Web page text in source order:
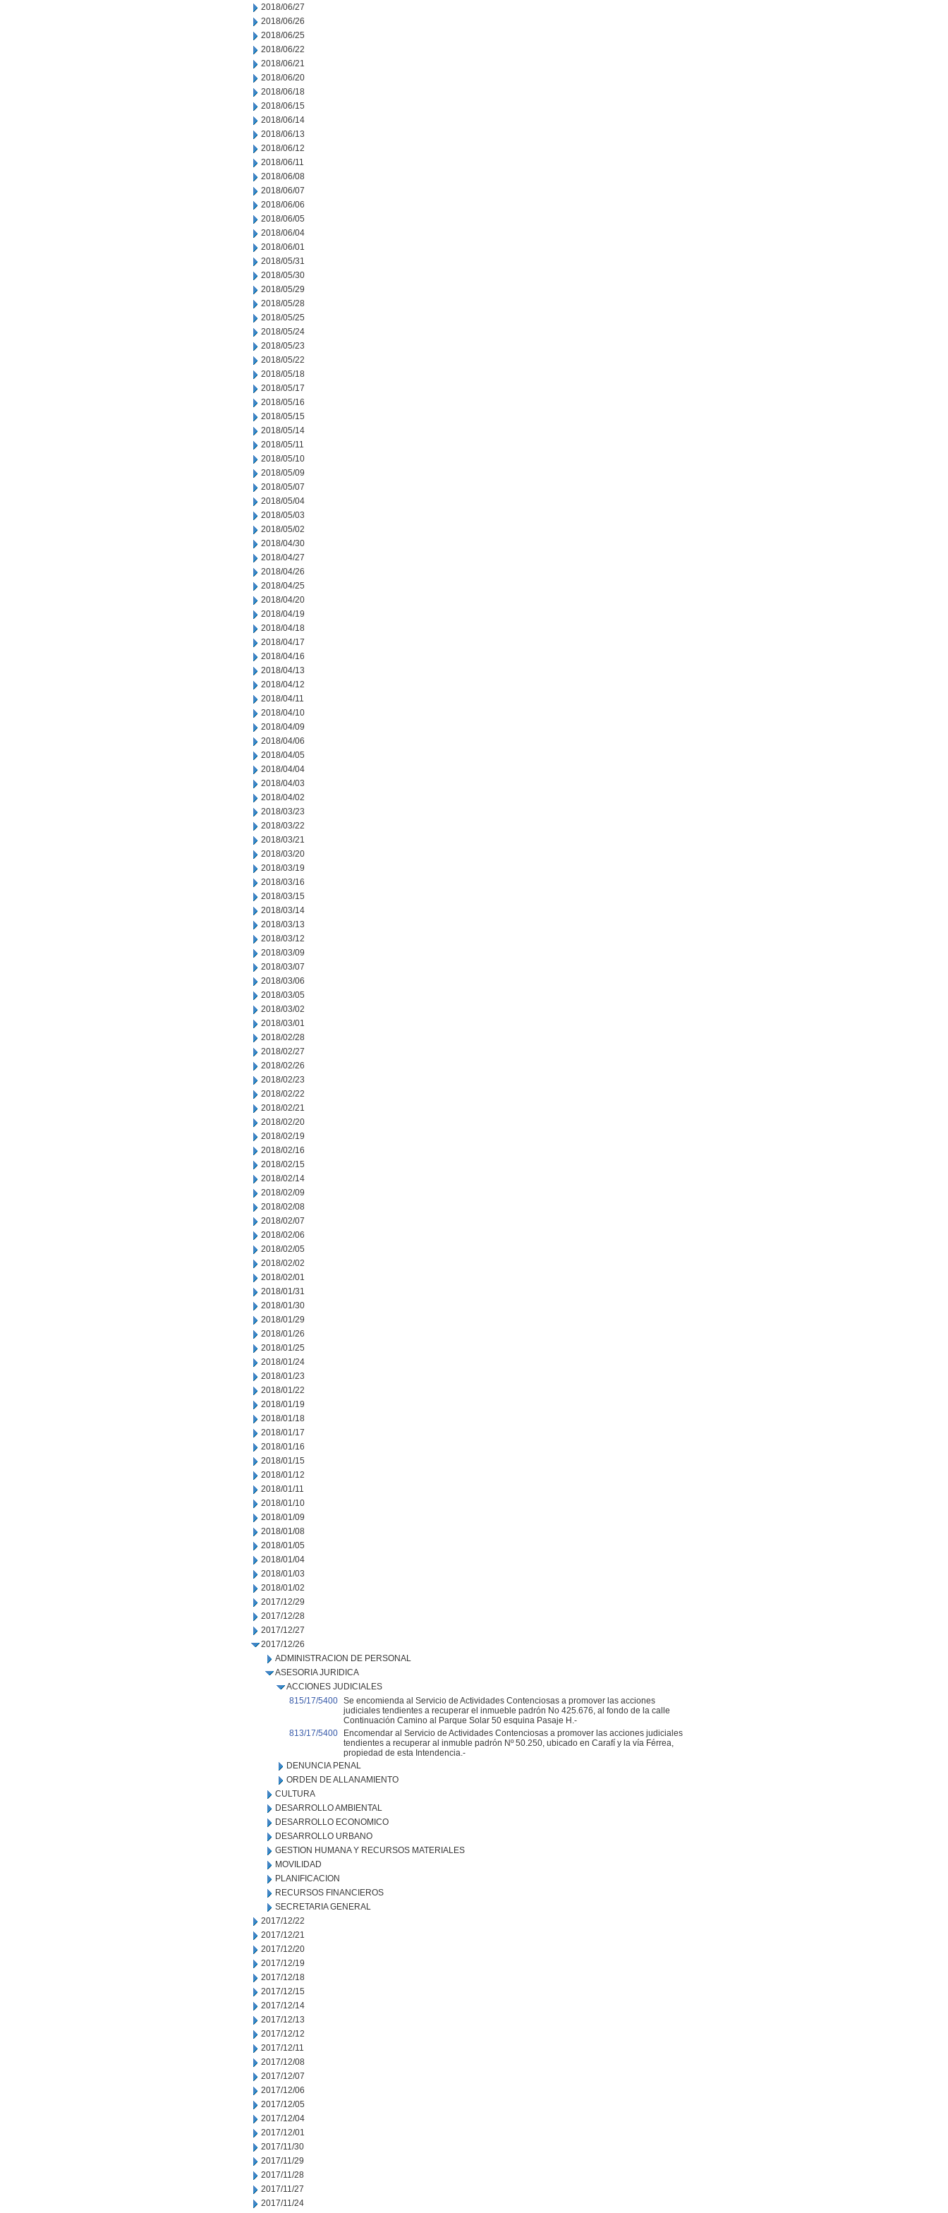
2018/06/27
2018/06/26
2018/06/25
2018/06/22
2018/06/21
2018/06/20
2018/06/18
2018/06/15
2018/06/14
2018/06/13
2018/06/12
2018/06/11
2018/06/08
2018/06/07
2018/06/06
2018/06/05
2018/06/04
2018/06/01
2018/05/31
2018/05/30
2018/05/29
2018/05/28
2018/05/25
2018/05/24
2018/05/23
2018/05/22
2018/05/18
2018/05/17
2018/05/16
2018/05/15
2018/05/14
2018/05/11
2018/05/10
2018/05/09
2018/05/07
2018/05/04
2018/05/03
2018/05/02
2018/04/30
2018/04/27
2018/04/26
2018/04/25
2018/04/20
2018/04/19
2018/04/18
2018/04/17
2018/04/16
2018/04/13
2018/04/12
2018/04/11
2018/04/10
2018/04/09
2018/04/06
2018/04/05
2018/04/04
2018/04/03
2018/04/02
2018/03/23
2018/03/22
2018/03/21
2018/03/20
2018/03/19
2018/03/16
2018/03/15
2018/03/14
2018/03/13
2018/03/12
2018/03/09
2018/03/07
2018/03/06
2018/03/05
2018/03/02
2018/03/01
2018/02/28
2018/02/27
2018/02/26
2018/02/23
2018/02/22
2018/02/21
2018/02/20
2018/02/19
2018/02/16
2018/02/15
2018/02/14
2018/02/09
2018/02/08
2018/02/07
2018/02/06
2018/02/05
2018/02/02
2018/02/01
2018/01/31
2018/01/30
2018/01/29
2018/01/26
2018/01/25
2018/01/24
2018/01/23
2018/01/22
2018/01/19
2018/01/18
2018/01/17
2018/01/16
2018/01/15
2018/01/12
2018/01/11
2018/01/10
2018/01/09
2018/01/08
2018/01/05
2018/01/04
2018/01/03
2018/01/02
2017/12/29
2017/12/28
2017/12/27
2017/12/26
ADMINISTRACION DE PERSONAL
ASESORIA JURIDICA
ACCIONES JUDICIALES
815/17/5400 Se encomienda al Servicio de Actividades Contenciosas a promover las acciones
judiciales tendientes a recuperar el inmueble padrón No 425.676, al fondo de la calle
Continuación Camino al Parque Solar 50 esquina Pasaje H.-
813/17/5400
Encomendar al Servicio de Actividades Contenciosas a promover las acciones judiciales
tendientes a recuperar al inmuble padrón Nº 50.250, ubicado en Carafí y la vía Férrea,
propiedad de esta Intendencia.-
DENUNCIA PENAL
ORDEN DE ALLANAMIENTO
CULTURA
DESARROLLO AMBIENTAL
DESARROLLO ECONOMICO
DESARROLLO URBANO
GESTION HUMANA Y RECURSOS MATERIALES
MOVILIDAD
PLANIFICACION
RECURSOS FINANCIEROS
SECRETARIA GENERAL
2017/12/22
2017/12/21
2017/12/20
2017/12/19
2017/12/18
2017/12/15
2017/12/14
2017/12/13
2017/12/12
2017/12/11
2017/12/08
2017/12/07
2017/12/06
2017/12/05
2017/12/04
2017/12/01
2017/11/30
2017/11/29
2017/11/28
2017/11/27
2017/11/24